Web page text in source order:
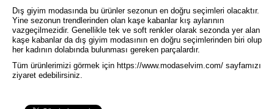
Dış giyim modasında bu ürünler sezonun en doğru seçimleri olacaktır.
Yine sezonun trendlerinden olan kaşe kabanlar kış aylarının
vazgeçilmezidir. Genellikle tek ve soft renkler olarak sezonda yer alan
kaşe kabanlar da dış giyim modasının en doğru seçimlerinden biri olup
her kadının dolabında bulunması gereken parçalardır.
Tüm ürünlerimizi görmek için https://www.modaselvim.com/ sayfamızı
ziyaret edebilirsiniz.